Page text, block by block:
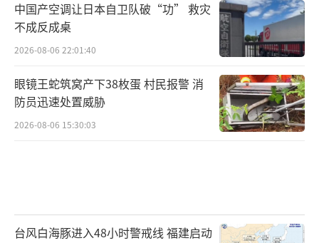
中国产空调让日本自卫队破“功” 救灾
不成反成桌
2026-08-06 22:01:40
眼镜王蛇筑窝产下38枚蛋 村民报警 消
防员迅速处置威胁
2026-08-06 15:30:03
台风白海豚进入48小时警戒线 福建启动